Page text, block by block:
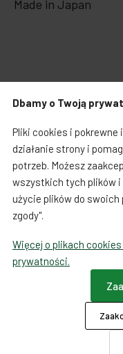
Made in Japan
Furoshiki japońskie chusty
Furoshiki Kata Kata -
Dbamy o Twoją
Pliki cookies i
działanie strony i
potrzeb. Możesz
wszystkich tych plików i
użycie plików do
zgody".
Więcej o plikach
prywatności.